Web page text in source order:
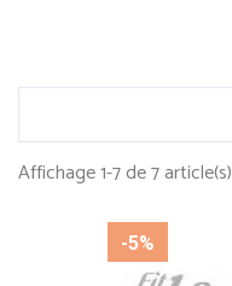
Affichage 1-7 de 7 article(s)
-5%